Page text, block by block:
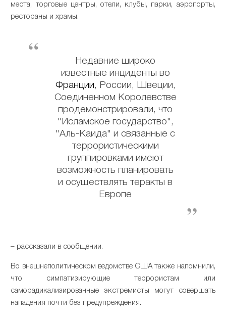
места, торговые центры, отели, клубы, парки, аэропорты,
рестораны и храмы.
Недавние широко
известные инциденты во
Франции, России, Швеции,
Соединенном Королевстве
продемонстрировали, что
"Исламское государство",
"Аль-Каида" и связанные с
террористическими
группировками имеют
возможность планировать
и осуществлять теракты в
Европе
– рассказали в сообщении.
Во внешнеполитическом ведомстве США также напомнили,
что симпатизирующие террористам или
саморадикализированные экстремисты могут совершать
нападения почти без предупреждения.